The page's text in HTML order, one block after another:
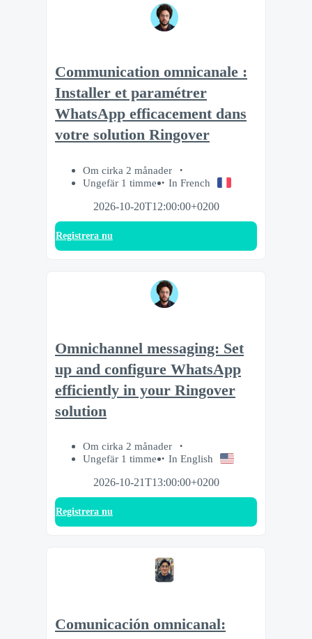
Communication omnicanale :
Installer et paramétrer
WhatsApp efficacement dans
votre solution Ringover
Om cirka 2 månader
Ungefär 1 timme
In French
2026-10-20T12:00:00+0200
Registrera nu
Omnichannel messaging: Set
up and configure WhatsApp
efficiently in your Ringover
solution
Om cirka 2 månader
Ungefär 1 timme
In English
2026-10-21T13:00:00+0200
Registrera nu
Comunicación omnicanal: